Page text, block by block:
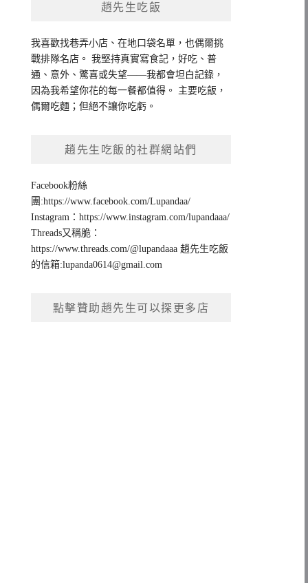
趙先生吃飯
我喜歡找巷弄小店、在地口袋名單，也偶爾挑
戰排隊名店。 我堅持真實寫食記，好吃、普
通、意外、驚喜或失望——我都會坦白記錄，
因為我希望你花的每一餐都值得。 主要吃飯，
偶爾吃麵；但絕不讓你吃虧。
趙先生吃飯的社群網站們
Facebook粉絲
團:https://www.facebook.com/Lupandaa/
Instagram：https://www.instagram.com/lupandaaa/
Threads又稱脆：
https://www.threads.com/@lupandaaa 趙先生吃飯
的信箱:lupanda0614@gmail.com
點擊贊助趙先生可以探更多店